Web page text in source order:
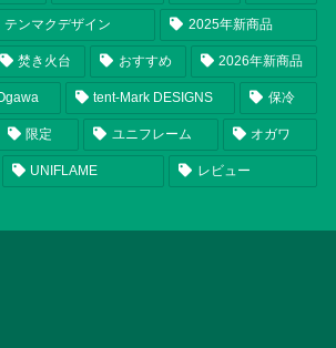
テンマクデザイン 2025年新商品
焚き火台 おすすめ 2026年新商品
tent-Mark DESIGNS 保冷
限定 ユニフレーム オガワ
UNIFLAME レビュー